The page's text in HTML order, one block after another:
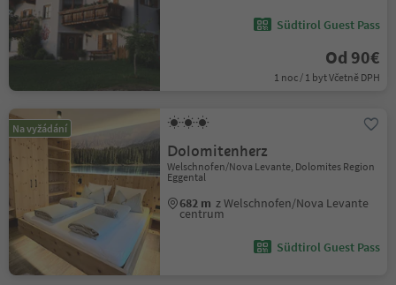
Südtirol Guest Pass
Od 90€
1 noc / 1 byt Včetně DPH
Na vyžádání
Dolomitenherz
Welschnofen/Nova Levante, Dolomites Region
Eggental
682 m z Welschnofen/Nova Levante
centrum
Südtirol Guest Pass